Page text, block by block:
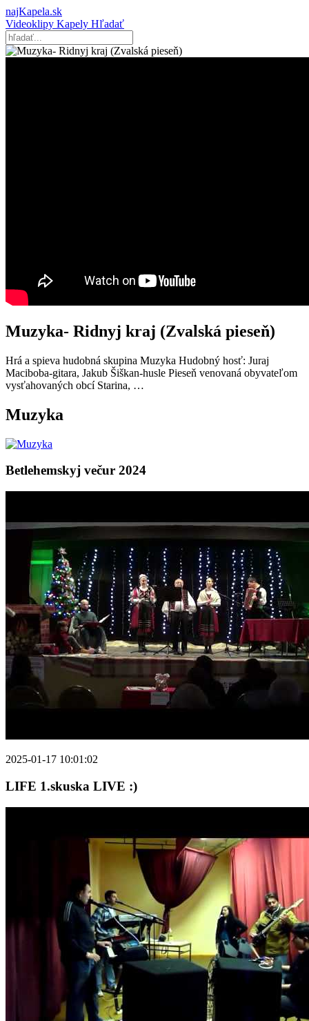
najKapela.sk
Videoklipy Kapely Hľadať
Muzyka- Ridnyj kraj (Zvalská pieseň)
Hrá a spieva hudobná skupina Muzyka Hudobný hosť: Juraj
Maciboba-gitara, Jakub Šiškan-husle Pieseň venovaná obyvateľom
vysťahovaných obcí Starina, …
Muzyka
Betlehemskyj večur 2024
2025-01-17 10:01:02
LIFE 1.skuska LIVE :)